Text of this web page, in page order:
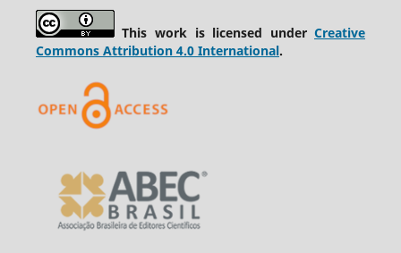
This work is licensed underCreative
Commons Attribution 4.0 International.